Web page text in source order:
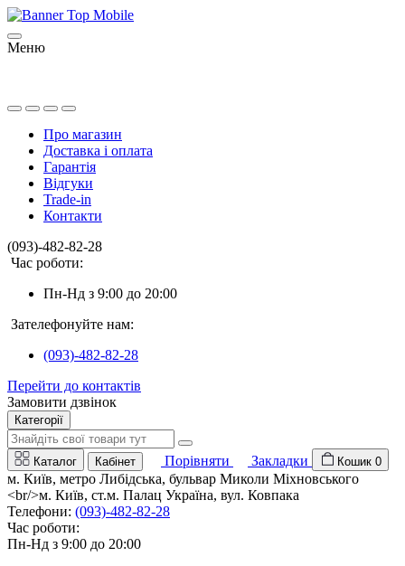
Меню
Про магазин
Доставка і оплата
Гарантія
Відгуки
Trade-in
Контакти
(093)-482-82-28
Час роботи:
Пн-Нд з 9:00 до 20:00
Зателефонуйте нам:
(093)-482-82-28
Перейти до контактів
Замовити дзвінок
Категорії
Каталог Кабінет Порівняти Закладки Кошик 0
м. Київ, метро Либідська, бульвар Миколи Міхновського
<br/>м. Київ, ст.м. Палац Україна, вул. Ковпака
Телефони: (093)-482-82-28
Час роботи:
Пн-Нд з 9:00 до 20:00